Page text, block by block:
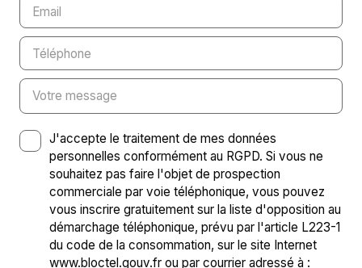
Email
Téléphone
Votre message
J'accepte le traitement de mes données
personnelles conformément au RGPD. Si vous ne
souhaitez pas faire l'objet de prospection
commerciale par voie téléphonique, vous pouvez
vous inscrire gratuitement sur la liste d'opposition au
démarchage téléphonique, prévu par l'article L223-1
du code de la consommation, sur le site Internet
www.bloctel.gouv.fr ou par courrier adressé à :